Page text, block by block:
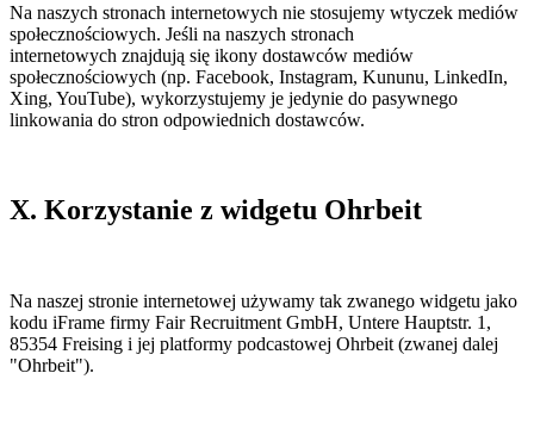
Na naszych stronach internetowych nie stosujemy wtyczek mediów
społecznościowych. Jeśli na naszych stronach
internetowych znajdują się ikony dostawców mediów
społecznościowych (np. Facebook, Instagram, Kununu, LinkedIn,
Xing, YouTube), wykorzystujemy je jedynie do pasywnego
linkowania do stron odpowiednich dostawców.
X. Korzystanie z widgetu Ohrbeit
Na naszej stronie internetowej używamy tak zwanego widgetu jako
kodu iFrame firmy Fair Recruitment GmbH, Untere Hauptstr. 1,
85354 Freising i jej platformy podcastowej Ohrbeit (zwanej dalej
"Ohrbeit").